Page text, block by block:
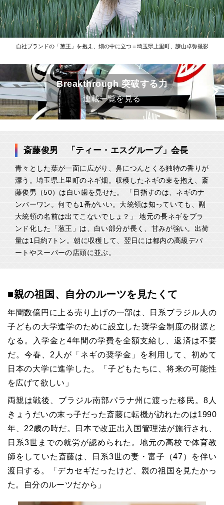
自社ブランドの「葱王」を抱え、畑の中に立つ＝埼玉県上里町、諫山卓弥撮影
Breakthrough 突破する力
連載一覧を見る
斎藤俊男 「ティー・エスグループ」会長
青々とした葉が一面に広がり、鼻につんとくる独特の香りが
漂う。埼玉県上里町のネギ畑。収穫したネギの束を抱え、斎
藤俊男（50）は白い歯を見せた。 「目指すのは、ネギのナ
ンバーワン。何でも1番がいい。大統領は知っていても、副
大統領の名前は出てこないでしょ？」 地元の長ネギをブラ
ンド化した「葱王」は、白い部分が長く、甘みが強い。出荷
量は1日約7トン。朝に収穫して、翌日には都内の高級デパ
ートやスーパーの店頭に並ぶ。
■親の祖国、自分のルーツを見たくて
年間数億円に上る売り上げの一部は、日系ブラジル人の
子どもの大学進学のために設立した奨学金制度の財源と
なる。入学金と4年間の学費を全額支給し、返済は不要
だ。今春、 2 人が「ネギの奨学金」を利用して、初めて
日本の大学に進学した。「子どもたちに、将来の可能性
を広げて欲しい」
両親は戦後、ブラジル南部パラナ州に渡った移民。 8人
きょうだいの末っ子だった斎藤に転機が訪れたのは1990
年、 22歳の時だ。日本で改正出入国管理法が施行され、
日系3世までの就労が認められた。地元の高校で体育教
師をしていた斎藤は、日系3世の妻・富子（47）を伴い
渡日する。「デカセギだったけど、親の祖国を見たかっ
た。自分のルーツだから」